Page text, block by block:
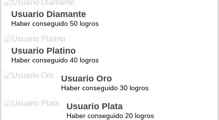
Usuario Diamante
Haber conseguido 50 logros
Usuario Platino
Haber conseguido 40 logros
Usuario Oro
Haber conseguido 30 logros
Usuario Plata
Haber conseguido 20 logros